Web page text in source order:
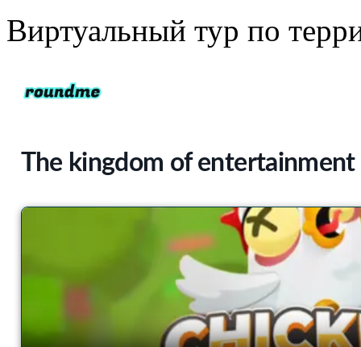
Виртуальный тур по